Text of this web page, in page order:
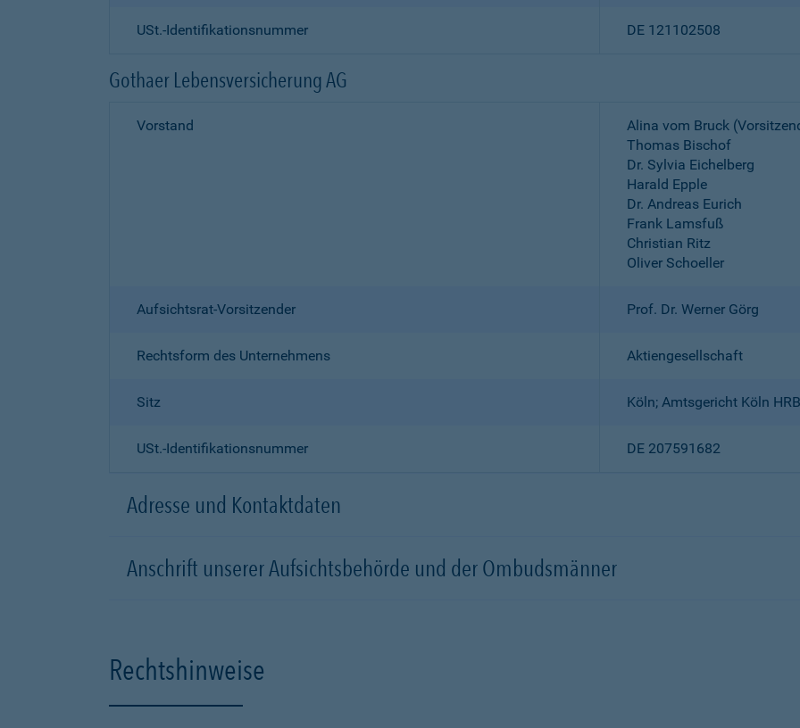
USt.-Identifikationsnummer DE 121102508
Gothaer Lebensversicherung AG
Vorstand
Alina vom Bruck
Thomas Bischof
Dr. Sylvia Eichelberg
Harald Epple
Dr. Andreas Eurich
Frank Lamsfuß
Christian Ritz
Oliver Schoeller
Aufsichtsrat-Vorsitzender Prof. Dr. Werner Görg
Rechtsform des Unternehmens Aktiengesellschaft
Sitz Köln; Amtsgericht Köln
USt.-Identifikationsnummer DE 207591682
Adresse und Kontaktdaten
Anschrift unserer Aufsichtsbehörde und der Ombudsmänner
Rechtshinweise